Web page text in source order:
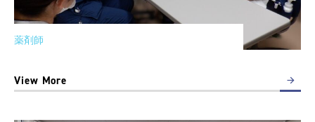
薬剤師
View More